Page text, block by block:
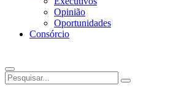
Opinião
Oportunidades
Consórcio